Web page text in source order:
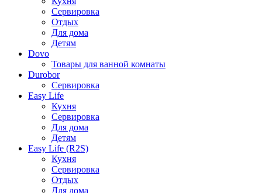
Сервировка
Отдых
Для дома
Детям
Dovo
Товары для ванной комнаты
Durobor
Сервировка
Easy Life
Кухня
Сервировка
Для дома
Детям
Easy Life (R2S)
Кухня
Сервировка
Отдых
Для дома